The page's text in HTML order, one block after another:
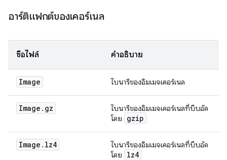
อาร์ติแฟกต์ของเคอร์เนล
ชื่อไฟล์ คำอธิบาย
Image ไบนารีของอิมเมจเคอร์เนล
Image . gz
ไบนารีของอิมเมจเคอร์เนลที่บีบอัด
โดย
gzip
Image . lz4
ไบนารีของอิมเมจเคอร์เนลที่บีบอัด
โดย
lz4